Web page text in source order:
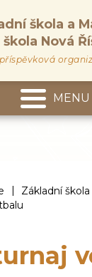
škola a
škola Nová
příspěvková
MENU
| Základní škola